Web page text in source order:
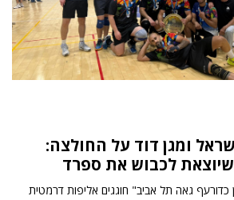
ומגן דוד על החולצה:
לכבוש את ספרד
כדורעף גאה תל אביב" חוגגים אליפות דרמטית